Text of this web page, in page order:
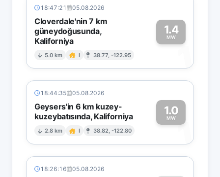
18:47:21 05.08.2026
Cloverdale'nin 7 km
güneydoğusunda,
Kaliforniya
5.0 km I 38.77, -122.95
1.4
MW
1
18:44:35 05.08.2026
Geysers'in 6 km kuzey-
kuzeybatısında, Kaliforniya
2.8 km I 38.82, -122.80
1.0
MW1
18:26:16 05.08.2026